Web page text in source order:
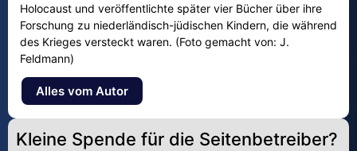
Holocaust und veröffentlichte später vier Bücher über ihre
Forschung zu niederländisch-jüdischen Kindern, die während
des Krieges versteckt waren. (Foto gemacht von: J.
Feldmann)
Alles vom Autor
Kleine Spende für die Seitenbetreiber?